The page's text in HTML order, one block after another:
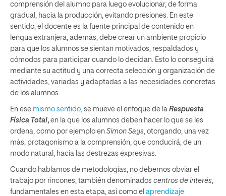
comprensión del alumno para luego evolucionar, de forma
gradual, hacia la producción, evitando presiones. En este
sentido, el docente es la fuente principal de contenido en
lengua extranjera, además, debe crear un ambiente propicio
para que los alumnos se sientan motivados, respaldados y
cómodos para participar cuando lo decidan. Esto lo conseguirá
mediante su actitud y una correcta selección y organización de
actividades, variadas y adaptadas a las necesidades concretas
de los alumnos.
En ese mismo sentido, se mueve el enfoque de la Respuesta
Física Total, en la que los alumnos deben hacer lo que se les
ordena, como por ejemplo en Simon Says, otorgando, una vez
más, protagonismo a la comprensión, que conducirá, de un
modo natural, hacia las destrezas expresivas.
Cuando hablamos de metodologías, no debemos obviar el
trabajo por rincones, también denominados centros de interés,
fundamentales en esta etapa, así como el aprendizaje